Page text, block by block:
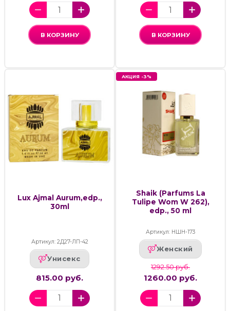
В КОРЗИНУ В КОРЗИНУ
Lux Ajmal Aurum,edp.,
30ml
Артикул: 2Д27-ЛП-42
Унисекс
815.00 руб.
АКЦИЯ -3%
Shaik (Parfums La
Tulipe Wom W 262),
edp., 50 ml
Артикул: НШН-173
Женский
1292.50 руб.
1260.00 руб.